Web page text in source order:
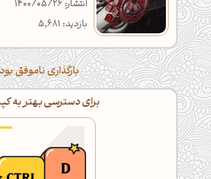
انتشار: 1400/05/26
بازدید: 5,681
بارگذاری ناموفق
برای دسترسی بهتر به